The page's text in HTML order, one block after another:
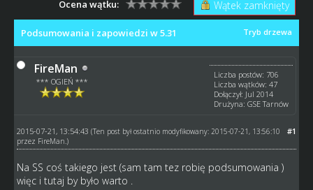
Wątek zamknięty
Ocena wątku:
Tryb drzewa
Podsumowania i zapowiedzi w 5.31
FireMan
*** OGIEŃ ***
Liczba postów: 706
Liczba wątków: 47
Dołączył: Jul 2014
Drużyna: GSE Tarnów
#1
2015-07-21, 13:54:43 (Ten post był ostatnio modyfikowany: 2015-07-21, 13:56:10
przez FireMan .)
Na SS coś takiego jest (sam tam tez robię podsumowania )
więc i tutaj by było warto .